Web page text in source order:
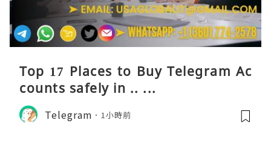
Top 17 Places to Buy Telegram Ac
counts safely in .. ...
Telegram 1小時前